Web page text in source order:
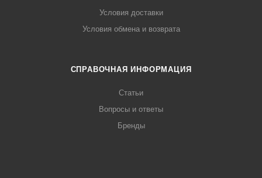
Условия доставки
Условия обмена и возврата
СПРАВОЧНАЯ ИНФОРМАЦИЯ
Статьи
Вопросы и ответы
Бренды